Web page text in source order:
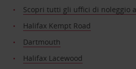
Scopri tutti gli uffici di noleggio
Halifax Kempt Road
Dartmouth
Halifax Lacewood